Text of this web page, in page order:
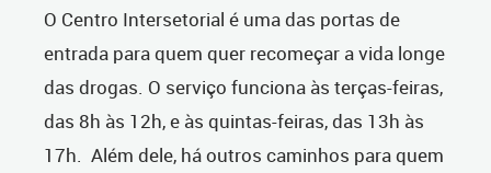
O Centro Intersetorial é uma das portas de
entrada para quem quer recomeçar a vida longe
das drogas. O serviço funciona às terças-feiras,
das 8h às 12h, e às quintas-feiras, das 13h às
17h. Além dele, há outros caminhos para quem